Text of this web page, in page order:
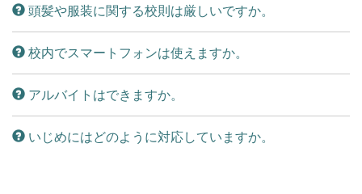
頭髪や服装に関する校則は厳しいですか。
校内でスマートフォンは使えますか。
アルバイトはできますか。
いじめにはどのように対応していますか。